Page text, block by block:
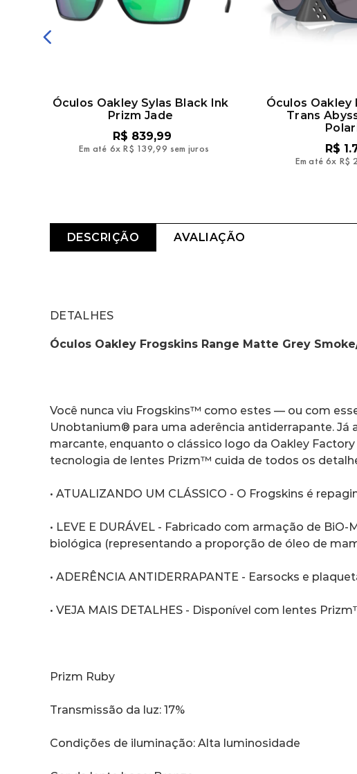
Óculos Oakley Sylas Black Ink
Prizm Jade
R$ 839,99
Em até 6x R$ 139,99 sem juros
Óculos
Trans
R$ 1 .
Em até 6x R$
DESCRIÇÃO AVALIAÇÃO
DETALHES
Óculos Oakley Frogskins Range Matte Grey
Você nunca viu Frogskins™ como estes — ou com
Unobtanium® para uma aderência antiderrapante.
marcante, enquanto o clássico logo da Oakley
tecnologia de lentes Prizm™ cuida de todos os
• ATUALIZANDO UM CLÁSSICO - O Frogskins é
• LEVE E DURÁVEL - Fabricado com armação de
biológica (representando a proporção de óleo de
• ADERÊNCIA ANTIDERRAPANTE - Earsocks e
• VEJA MAIS DETALHES - Disponível com lentes
Prizm Ruby
Transmissão da luz: 17%
Condições de iluminação: Alta luminosidade